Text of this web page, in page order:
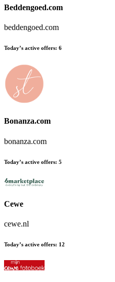
Beddengoed.com
beddengoed.com
Today’s active offers: 6
Bonanza.com
bonanza.com
Today’s active offers: 5
Cewe
cewe.nl
Today’s active offers: 12